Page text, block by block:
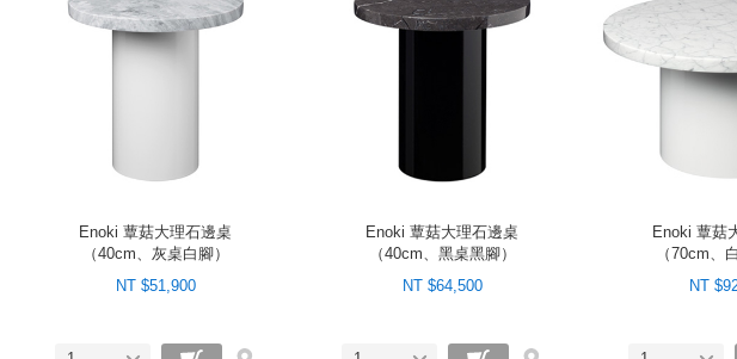
Enoki 蕈菇大理石邊桌
（40cm、灰桌白腳）
NT $51,900
Enoki 蕈菇大理石邊桌
（40cm、黑桌黑腳）
NT $64,500
Enoki 蕈菇
（70cm、
NT